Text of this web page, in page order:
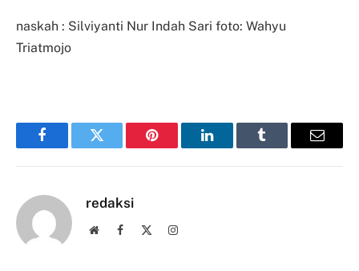
naskah : Silviyanti Nur Indah Sari foto: Wahyu
Triatmojo
FacebookTwitter Pinterest LinkedInTumblr Email
redaksi
WebsiteFacebook Instagram